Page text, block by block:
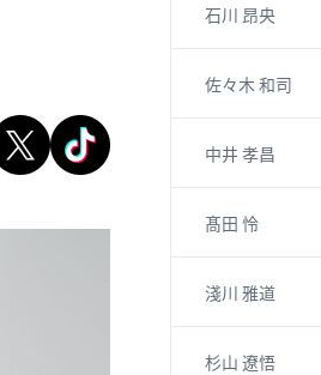
石川 昂央
佐々木 和司
中井 孝昌
髙田 怜
淺川 雅道
杉山 遼悟